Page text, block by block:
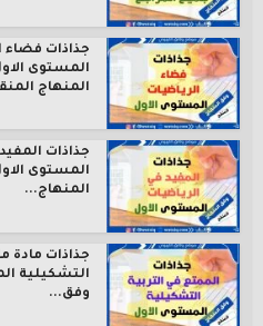
جذاذات فضاء
المستوى
المنهاج
جذاذات
المستوى
المنهاج...
جذاذات مادة
التشكيلية
وفق...